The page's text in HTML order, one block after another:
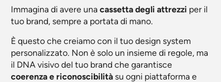
Immagina di avere unacassetta degli attrezzi per il
tuo brand, sempre a portata di mano.
È questo che creiamo con il tuo design system
personalizzato. Non è solo un insieme di regole, ma
il DNA visivo del tuo brand che garantisce
coerenza e riconoscibilità su ogni piattaforma e